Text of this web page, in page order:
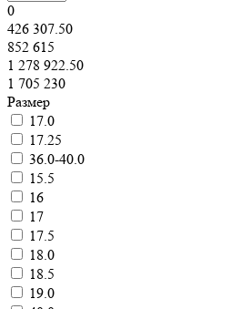
0
426 307.50
852 615
1 278 922.50
1 705 230
Размер
17.0
17.25
36.0-40.0
15.5
16
17
17.5
18.0
18.5
19.0